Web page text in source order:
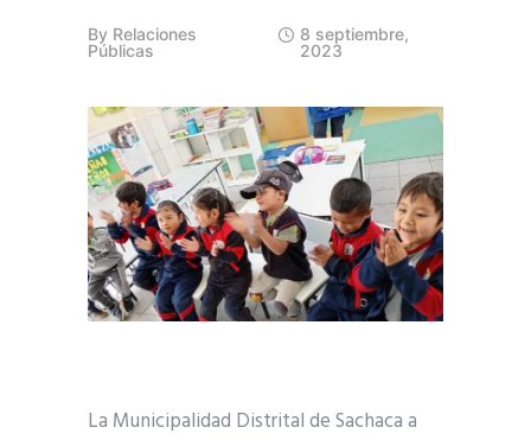
By Relaciones
Públicas
8 septiembre,
2023
La Municipalidad Distrital de Sachaca a